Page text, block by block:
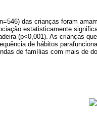
das crianças foram
estatisticamente
(p<0,001). As crianças
de hábitos
de famílias com mais de